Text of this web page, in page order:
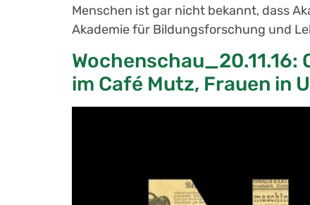
Menschen ist gar nicht bekannt, dass
Akademie für Bildungsforschung und
im Café Mutz, Frauen in